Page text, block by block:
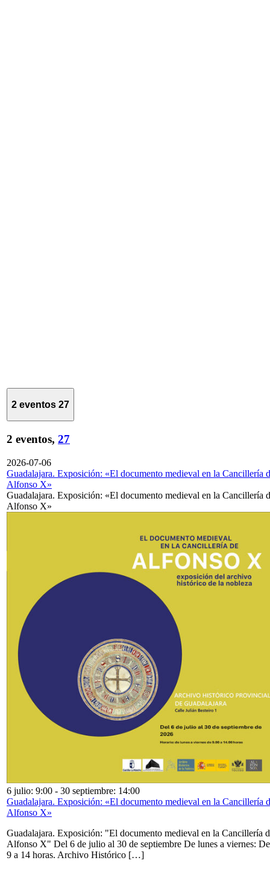
2 eventos 27
2 eventos, 27
2026-07-06
Guadalajara. Exposición: «El documento medieval en la Cancillería
Alfonso X»
Guadalajara. Exposición: «El documento medieval en la Cancillería
Alfonso X»
6 julio: 9:00 - 30 septiembre: 14:00
Guadalajara. Exposición: «El documento medieval en la Cancillería
Alfonso X»
Guadalajara. Exposición: "El documento medieval en la Cancillería
Alfonso X" Del 6 de julio al 30 de septiembre De lunes a viernes: De
9 a 14 horas. Archivo Histórico […]